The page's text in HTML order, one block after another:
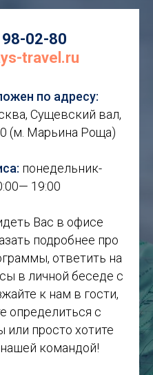
02-80
travel.ru
по адресу:
Сущевский вал,
(м. Марьина Роща)
понедельник-
19:00
Вас в офисе
подробнее про
ответить на
в личной беседе с
к нам в гости,
определиться с
просто хотите
командой!